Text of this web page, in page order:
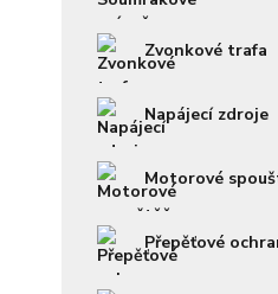
Zvonkové trafa
Napájecí zdroje
Motorové
Přepěťové